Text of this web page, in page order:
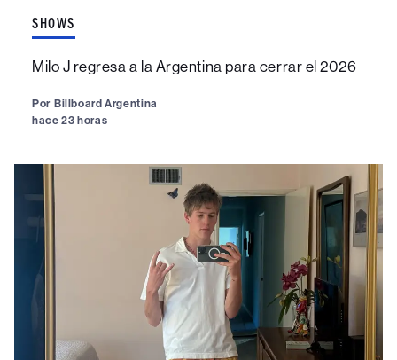
SHOWS
Milo J regresa a la Argentina para cerrar el 2026
Por Billboard Argentina
hace 23 horas